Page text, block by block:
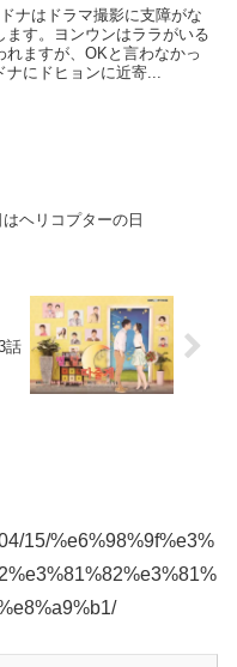
ナはドラマ撮影に支障がな
す。ヨンウンはララがいる
ますが、OKと言わなかっ
ナにドヒョンに近寄...
ヘリコプターの日
話
15/%e6%98%9f%e3%